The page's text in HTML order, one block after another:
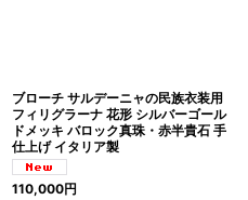
ブローチ サルデーニャの民族衣装用
フィリグラーナ 花形 シルバーゴール
ドメッキ バロック真珠・赤半貴石 手
仕上げ イタリア製
110,000円